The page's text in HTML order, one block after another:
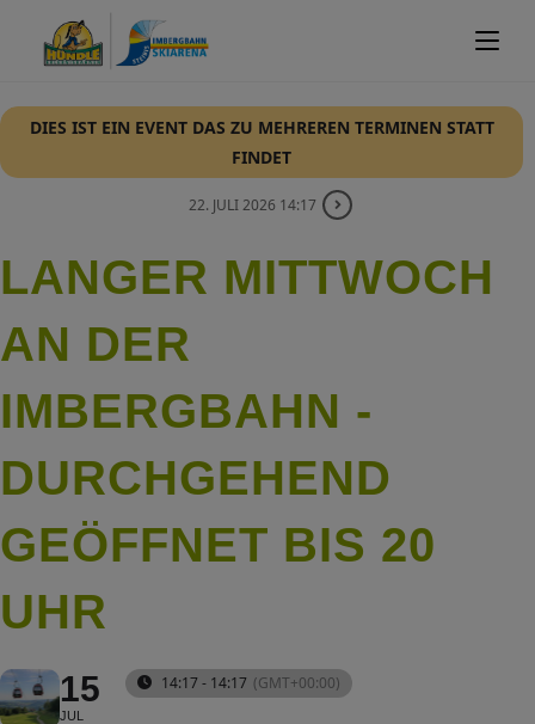
DIES IST EIN EVENT DAS ZU MEHREREN TERMINEN STATT
FINDET
22. JULI 2026 14:17
LANGER MITTWOCH
AN DER
IMBERGBAHN -
DURCHGEHEND
GEÖFFNET BIS 20
UHR
15
JUL
14:17 - 14:17 (GMT+00:00)